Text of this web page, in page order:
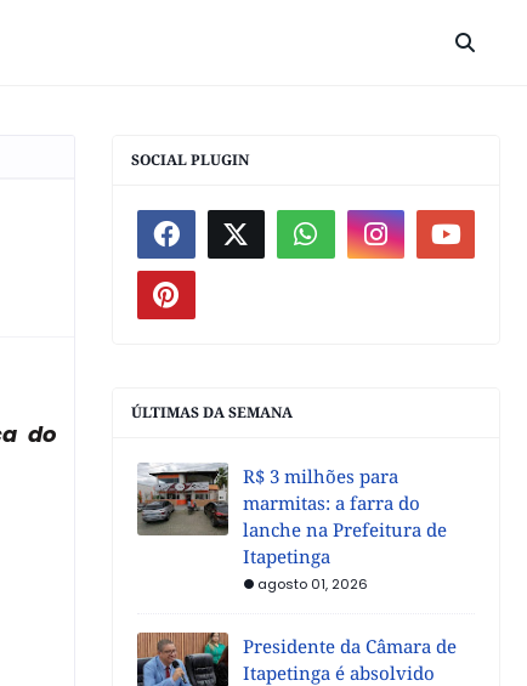
do
SOCIAL PLUGIN
ÚLTIMAS DA SEMANA
R$ 3 milhões para
marmitas: a farra do
lanche na Prefeitura de
Itapetinga
agosto 01, 2026
Presidente da Câmara de
Itapetinga é absolvido